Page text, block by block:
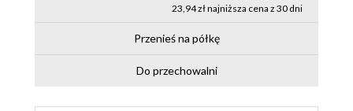
23,94 zł najniższa cena z 30 dni
Przenieś na półkę
Do przechowalni